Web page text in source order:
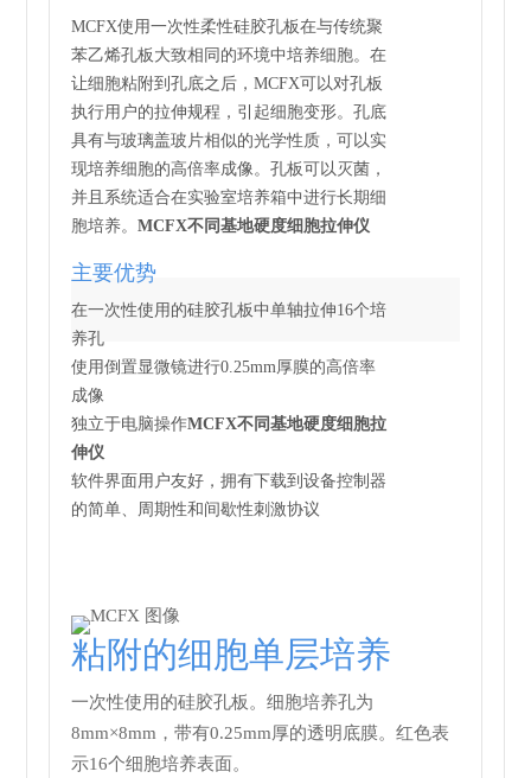
MCFX使用一次性柔性硅胶孔板在与传统聚
苯乙烯孔板大致相同的环境中培养细胞。在
让细胞粘附到孔底之后，MCFX可以对孔板
执行用户的拉伸规程，引起细胞变形。孔底
具有与玻璃盖玻片相似的光学性质，可以实
现培养细胞的高倍率成像。孔板可以灭菌，
并且系统适合在实验室培养箱中进行长期细
胞培养。MCFX不同基地硬度细胞拉伸仪
主要优势
在一次性使用的硅胶孔板中单轴拉伸16个培
养孔
使用倒置显微镜进行0.25mm厚膜的高倍率
成像
独立于电脑操作MCFX不同基地硬度细胞拉
伸仪
软件界面用户友好，拥有下载到设备控制器
的简单、周期性和间歇性刺激协议
粘附的细胞单层培养
一次性使用的硅胶孔板。细胞培养孔为
8mm×8mm，带有0.25mm厚的透明底膜。红色表
示16个细胞培养表面。